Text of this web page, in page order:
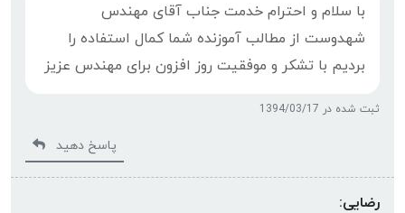
با سلام و احترام خدمت جناب آقای مهندس
شهدوست از مطالب آموزنده شما کمال استفاده را
بردیم با تشکر و موفقیت روز افزون برای مهندس عزیز
ثبت شده در 1394/03/17
پاسخ دهید
رضایی: